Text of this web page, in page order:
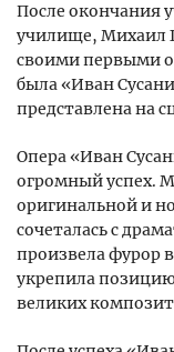
После окончания
училище, Михаил
своими первыми
была «Иван
представлена на
Опера «Иван
огромный успех.
оригинальной и
сочеталась с
произвела фурор
укрепила
великих